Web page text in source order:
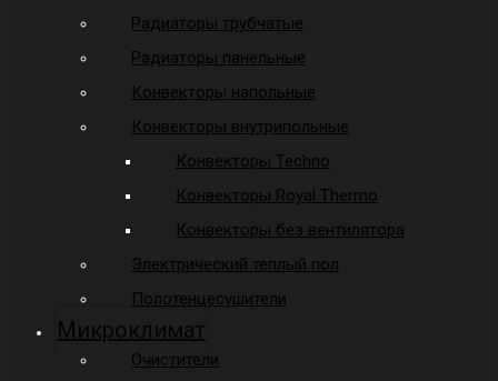
Радиаторы трубчатые
Радиаторы панельные
Конвекторы напольные
Конвекторы внутрипольные
Конвекторы Techno
Конвекторы Royal Thermo
Конвекторы без вентилятора
Электрический теплый пол
Полотенцесушители
Микроклимат
Очистители